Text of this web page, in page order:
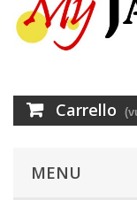
Carrello
MENU